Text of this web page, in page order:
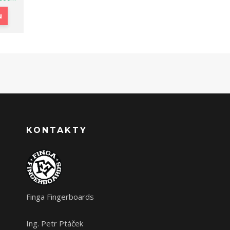
KONTAKTY
Finga Fingerboards
Ing. Petr Ptáček